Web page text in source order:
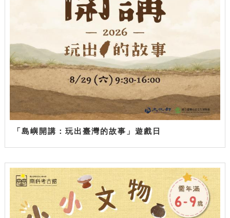
「島嶼開講：玩出臺灣的故事」遊戲日